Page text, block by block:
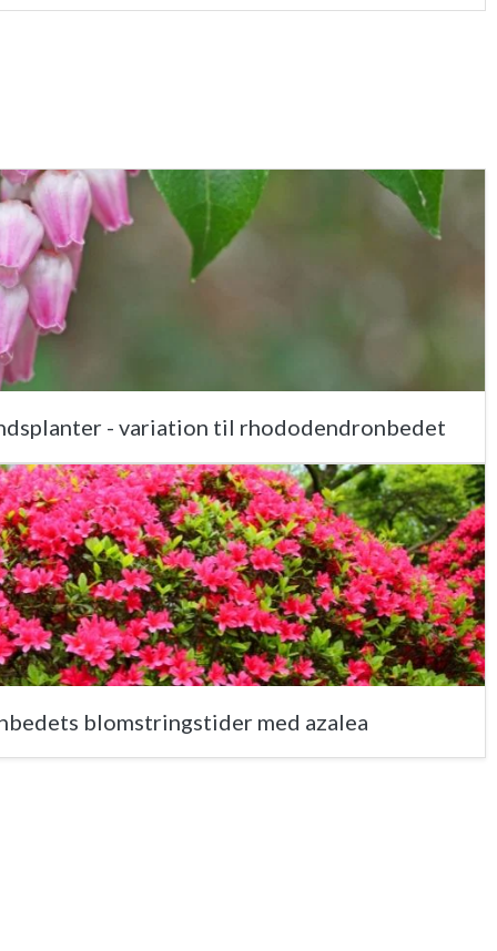
- variation til rhododendronbedet
blomstringstider med azalea